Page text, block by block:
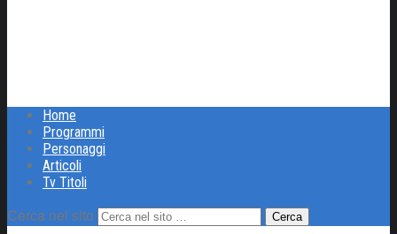
Home
Programmi
Personaggi
Articoli
Tv Titoli
Cerca nel sito